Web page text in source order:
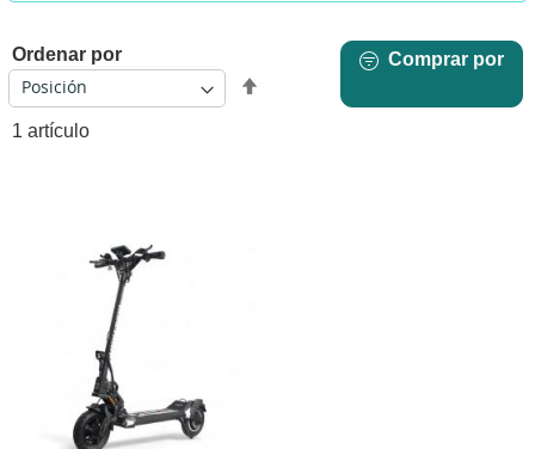
1 artículo
Ordenar por
Dirección
Comprar por